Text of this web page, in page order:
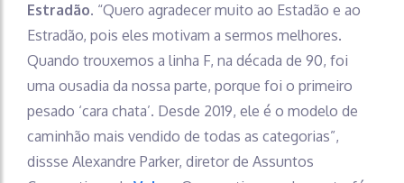
Estradão. “Quero agradecer muito ao Estadão e ao
Estradão, pois eles motivam a sermos melhores.
Quando trouxemos a linha F, na década de 90, foi
uma ousadia da nossa parte, porque foi o primeiro
pesado ‘cara chata’. Desde 2019, ele é o modelo de
caminhão mais vendido de todas as categorias”,
dissse Alexandre Parker, diretor de Assuntos